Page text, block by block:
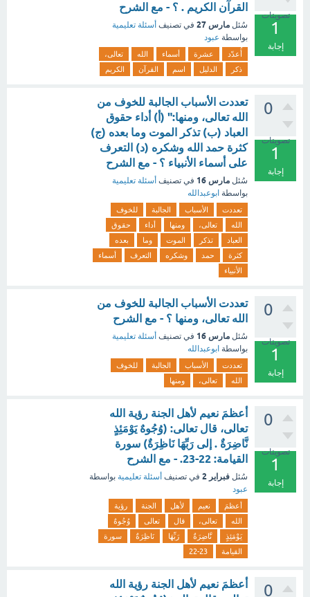
تصويتات
1
إجابة
القرآن الكريم . ؟ - مع الشرح
سُئل مارس 27 في تصنيف أسئلة تعليمية
بواسطة عبود
أُعدّد عشرة أسماء الله
تعالى،
ذكر
الدليل اسم القرآن الكريم
0
تصويتات
1
إجابة
تعددت الأسباب الجالبة للخوف من
الله تعالى، ومنها:" (أ) أداء حقوق
العباد (ب) تذكر الموت وما بعده (ج)
كثرة حمد الله وشكره (د) التعرف
على أسماء الأنبياء ؟ - مع الشرح
سُئل مارس 16 في تصنيف أسئلة تعليمية
بواسطة ابوعبدالله
تعددت الأسباب الجالبة
للخوف
الله
تعالى، ومنها أداء
حقوق
العباد
تذكر الموت وما
بعده
كثرة
حمد وشكره التعرف
أسماء
الأنبياء
0
تصويتات
1
إجابة
تعددت الأسباب الجالبة للخوف من
الله تعالى، ومنها ؟ - مع الشرح
سُئل مارس 16 في تصنيف أسئلة تعليمية
بواسطة ابوعبدالله
تعددت الأسباب الجالبة
للخوف
الله
تعالى، ومنها
0
تصويتات
1
إجابة
أعظمَ نعيم لأهل الجنة رؤية الله
تعالى، قال تعالى: (وُجُوهٌ يَوْمَئِذٍ
نَّاضِرَةٌ . إلى رَبِّهَا نَاظِرَةٌ) سورة
القيامة: 22-23. - مع الشرح
سُئل فبراير 2 في تصنيف أسئلة تعليمية بواسطة
عبود
أعظمَ نعيم لأهل الجنة
رؤية
الله
تعالى، قال تعالى
وُجُوهٌ
يَوْمَئِذٍ
نَّاضِرَةٌ رَبِّهَا نَاظِرَةٌ
سورة
القيامة
22-23
0
أعظمَ نعيم لأهل الجنة رؤية الله